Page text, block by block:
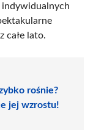
indywidualnych
całe lato.
rośnie?
jej wzrostu!